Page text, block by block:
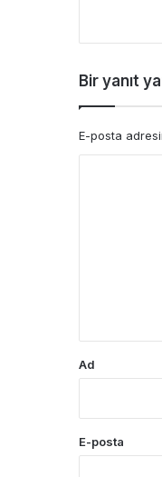
Bir yanıt
E-posta
Ad
E-posta